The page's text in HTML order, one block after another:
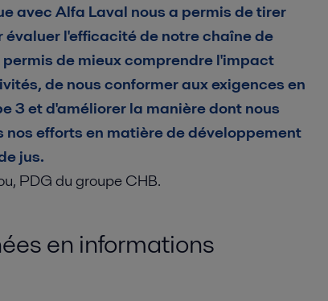
avec Alfa Laval nous a permis de tirer
l'efficacité de notre chaîne de
de mieux comprendre l'impact
de nous conformer aux exigences en
3 et d'améliorer la manière dont nous
efforts en matière de développement
jus.
PDG du groupe CHB.
en informations